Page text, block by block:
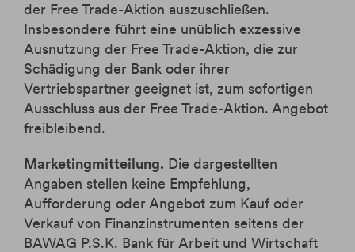
der Free Trade-Aktion auszuschließen.
Insbesondere führt eine unüblich exzessive
Ausnutzung der Free Trade-Aktion, die zur
Schädigung der Bank oder ihrer
Vertriebspartner geeignet ist, zum sofortigen
Ausschluss aus der Free Trade-Aktion. Angebot
freibleibend.
Marketingmitteilung. Die dargestellten
Angaben stellen keine Empfehlung,
Aufforderung oder Angebot zum Kauf oder
Verkauf von Finanzinstrumenten seitens der
BAWAG P.S.K. Bank für Arbeit und Wirtschaft